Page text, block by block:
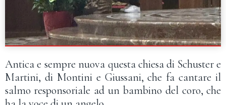
Antica e sempre nuova questa chiesa di Schuster e
Martini, di Montini e Giussani, che fa cantare il
salmo responsoriale ad un bambino del coro, che